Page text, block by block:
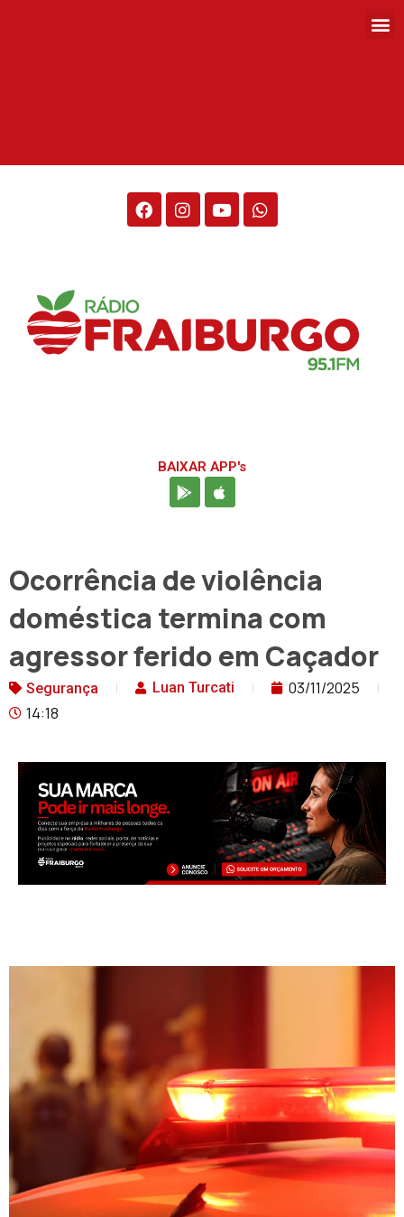
BAIXAR APP's
Ocorrência de violência
doméstica termina com
agressor ferido em Caçador
Segurança Luan Turcati
03/11/2025
14:18